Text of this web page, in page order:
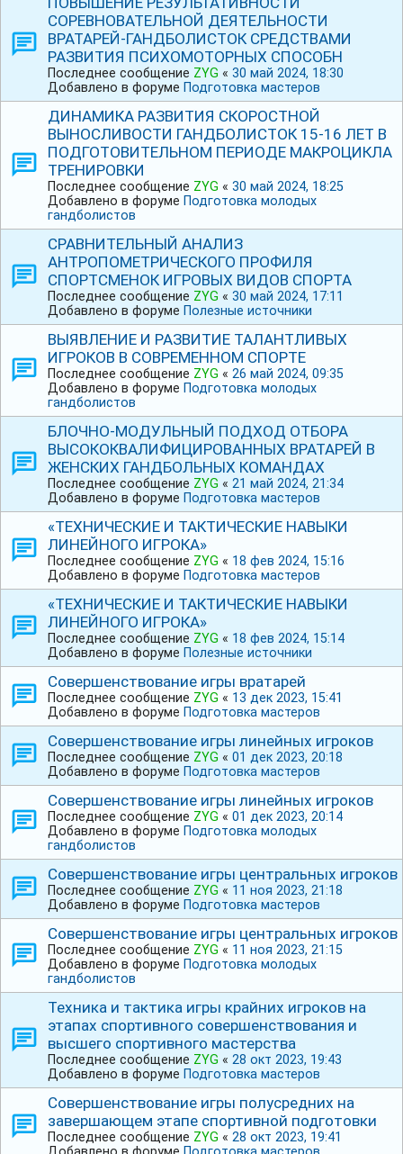
СОРЕВНОВАТЕЛЬНОЙ ДЕЯТЕЛЬНОСТИ
ВРАТАРЕЙ-ГАНДБОЛИСТОК СРЕДСТВАМИ
РАЗВИТИЯ ПСИХОМОТОРНЫХ СПОСОБН
Последнее сообщение ZYG « 30 май 2024, 18:30
Добавлено в форуме Подготовка мастеров
ДИНАМИКА РАЗВИТИЯ СКОРОСТНОЙ
ВЫНОСЛИВОСТИ ГАНДБОЛИСТОК 15-16 ЛЕТ В
ПОДГОТОВИТЕЛЬНОМ ПЕРИОДЕ МАКРОЦИКЛА
ТРЕНИРОВКИ
Последнее сообщение ZYG « 30 май 2024, 18:25
Добавлено в форуме Подготовка молодых
гандболистов
СРАВНИТЕЛЬНЫЙ АНАЛИЗ
АНТРОПОМЕТРИЧЕСКОГО ПРОФИЛЯ
СПОРТСМЕНОК ИГРОВЫХ ВИДОВ СПОРТА
Последнее сообщение ZYG « 30 май 2024, 17:11
Добавлено в форуме Полезные источники
ВЫЯВЛЕНИЕ И РАЗВИТИЕ ТАЛАНТЛИВЫХ
ИГРОКОВ В СОВРЕМЕННОМ СПОРТЕ
Последнее сообщение ZYG « 26 май 2024, 09:35
Добавлено в форуме Подготовка молодых
гандболистов
БЛОЧНО-МОДУЛЬНЫЙ ПОДХОД ОТБОРА
ВЫСОКОКВАЛИФИЦИРОВАННЫХ ВРАТАРЕЙ В
ЖЕНСКИХ ГАНДБОЛЬНЫХ КОМАНДАХ
Последнее сообщение ZYG « 21 май 2024, 21:34
Добавлено в форуме Подготовка мастеров
«ТЕХНИЧЕСКИЕ И ТАКТИЧЕСКИЕ НАВЫКИ
ЛИНЕЙНОГО ИГРОКА»
Последнее сообщение ZYG « 18 фев 2024, 15:16
Добавлено в форуме Подготовка мастеров
«ТЕХНИЧЕСКИЕ И ТАКТИЧЕСКИЕ НАВЫКИ
ЛИНЕЙНОГО ИГРОКА»
Последнее сообщение ZYG « 18 фев 2024, 15:14
Добавлено в форуме Полезные источники
Совершенствование игры вратарей
Последнее сообщение ZYG « 13 дек 2023, 15:41
Добавлено в форуме Подготовка мастеров
Совершенствование игры линейных игроков
Последнее сообщение ZYG « 01 дек 2023, 20:18
Добавлено в форуме Подготовка мастеров
Совершенствование игры линейных игроков
Последнее сообщение ZYG « 01 дек 2023, 20:14
Добавлено в форуме Подготовка молодых
гандболистов
Совершенствование игры центральных игроков
Последнее сообщение ZYG « 11 ноя 2023, 21:18
Добавлено в форуме Подготовка мастеров
Совершенствование игры центральных игроков
Последнее сообщение ZYG « 11 ноя 2023, 21:15
Добавлено в форуме Подготовка молодых
гандболистов
Техника и тактика игры крайних игроков на
этапах спортивного совершенствования и
высшего спортивного мастерства
Последнее сообщение ZYG « 28 окт 2023, 19:43
Добавлено в форуме Подготовка мастеров
Совершенствование игры полусредних на
завершающем этапе спортивной подготовки
Последнее сообщение ZYG « 28 окт 2023, 19:41